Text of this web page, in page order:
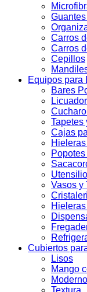
Carros
Carros
Cepillos
Equipos para
Bares
Tapetes
Cajas
Vasos y
Cubiertos
Lisos
Mango
Moderno
Textura